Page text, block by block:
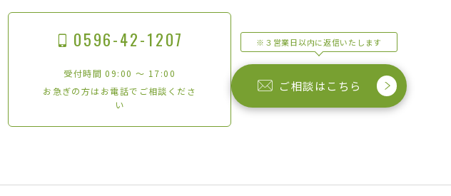
0596-42-1207
受付時間 09:00 〜 17:00
お急ぎの方はお電話でご相談くださ
い
※３営業日以内に返信いたします
ご相談はこちら